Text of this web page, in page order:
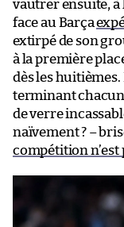
vautrer ensuite, à
face au Barça
extirpé de son
à la première
dès les huitièmes.
terminant
de verre
naïvement ? –
compétition